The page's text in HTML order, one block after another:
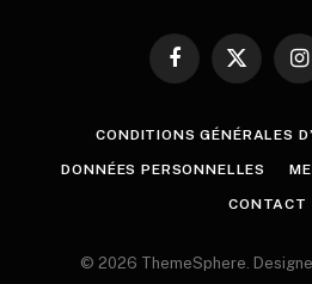
Facebook
X
CONDITIONS GÉNÉRALES
DONNÉES PERSONNELLES
CONTACT
© 2026 ThemeSphere.